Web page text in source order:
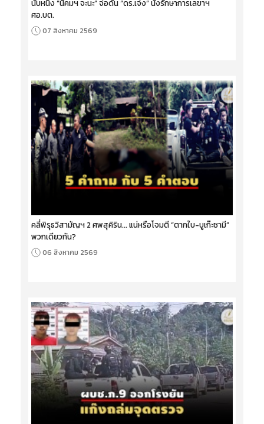
นับหนึ่ง “นิคมฯ จะนะ” จ่อดัน “ดร.เจ๋ง” นั่งรักษาการเลขาฯ
ศอ.บต.
07 สิงหาคม 2569
คลี่พิรุธวิสามัญฯ 2 ศพสุคิริน... แน่หรือโจมตี “ตากใบ-บูเก๊ะซามี”
พวกเดียวกัน?
06 สิงหาคม 2569